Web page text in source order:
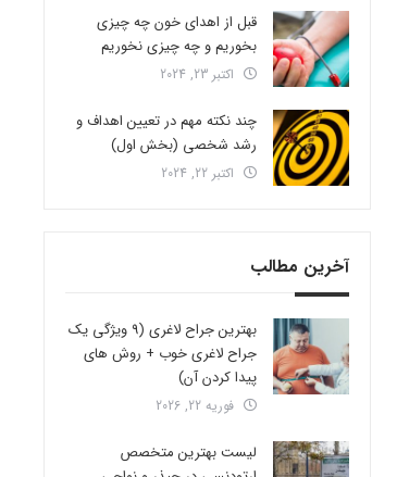
قبل از اهدای خون چه چیزی
بخوریم و چه چیزی نخوریم
اکتبر 23, 2024
چند نکته مهم در تعیین اهداف و
رشد شخصی (بخش اول)
اکتبر 22, 2024
آخرین مطالب
بهترین جراح لاغری (9 ویژگی یک
جراح لاغری خوب + روش های
پیدا کردن آن)
فوریه 22, 2026
لیست بهترین متخصص